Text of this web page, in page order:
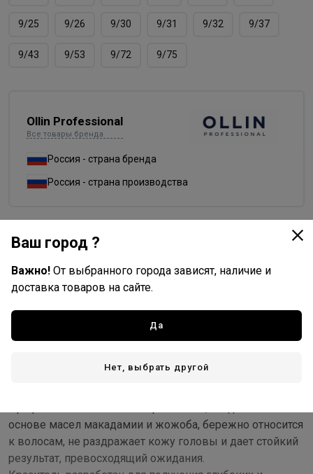
9/25 9/26 9/30 9/31 9/32 9/37
9/43 9/53 9/72 9/75
Ollin Professional
Все товары бренда
Россия - страна бренда
Россия - страна производства
Доставка
Стоимость и способы доставки будут доступны при
оформлении заказа.
Описание
Совершенная технология и привычный алгоритм
основе масел макадамии и жожоба, бережно относится
к волосам, не раздражает кожу головы и дает стойкий
результат, превосходящий ожидания.
Ваш город ?
Важно! От выбранного города зависят, наличие и
доставка товаров на сайте.
Да
Нет, выбрать другой